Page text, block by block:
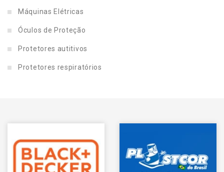
Máquinas Elétricas
Óculos de Proteção
Protetores autitivos
Protetores respiratórios